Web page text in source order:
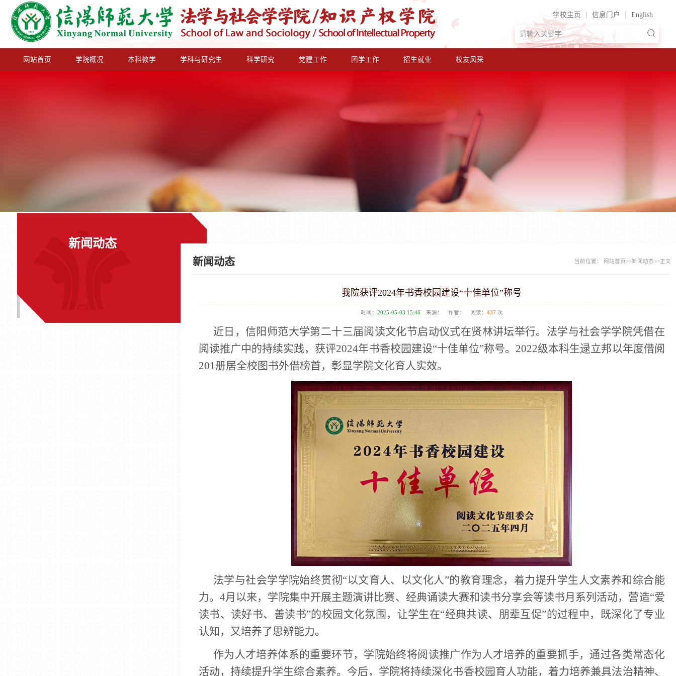
学校主页 信息门户 English
网站首页 学院概况 本科教学 学科与研究生 科学研究 党建工作 团学工作 招生就业 校友风采
新闻动态
新闻动态 当前位置： 网站首页 >>新闻动态>>正文
我院获评2024年书香校园建设“十佳单位”称号
时间： 2025-05-03 15:46来源： 作者： 阅读： 437次
近日，信阳师范大学第二十三届阅读文化节启动仪式在贤林讲坛举行。法学与社会学学院凭借在
阅读推广中的持续实践，获评2024年书香校园建设“十佳单位”称号。2022级本科生逯立邦以年度借阅
201册居全校图书外借榜首，彰显学院文化育人实效。
法学与社会学学院始终贯彻“以文育人、以文化人”的教育理念，着力提升学生人文素养和综合能
力。4月以来，学院集中开展主题演讲比赛、经典诵读大赛和读书分享会等读书月系列活动，营造“爱
读书、读好书、善读书”的校园文化氛围，让学生在“经典共读、朋辈互促”的过程中，既深化了专业
认知，又培养了思辨能力。
作为人才培养体系的重要环节，学院始终将阅读推广作为人才培养的重要抓手，通过各类常态化
活动，持续提升学生综合素养。今后，学院将持续深化书香校园育人功能，着力培养兼具法治精神、